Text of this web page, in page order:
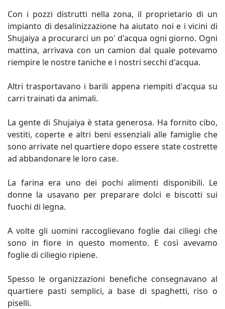
Con i pozzi distrutti nella zona, il proprietario di un
impianto di desalinizzazione ha aiutato noi e i vicini di
Shujaiya a procurarci un po' d'acqua ogni giorno. Ogni
mattina, arrivava con un camion dal quale potevamo
riempire le nostre taniche e i nostri secchi d'acqua.
Altri trasportavano i barili appena riempiti d'acqua su
carri trainati da animali.
La gente di Shujaiya è stata generosa. Ha fornito cibo,
vestiti, coperte e altri beni essenziali alle famiglie che
sono arrivate nel quartiere dopo essere state costrette
ad abbandonare le loro case.
La farina era uno dei pochi alimenti disponibili. Le
donne la usavano per preparare dolci e biscotti sui
fuochi di legna.
A volte gli uomini raccoglievano foglie dai ciliegi che
sono in fiore in questo momento. E così avevamo
foglie di ciliegio ripiene.
Spesso le organizzazioni benefiche consegnavano al
quartiere pasti semplici, a base di spaghetti, riso o
piselli.